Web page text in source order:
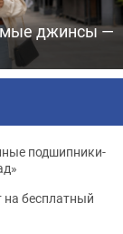
джинсы —
подшипники-
на бесплатный